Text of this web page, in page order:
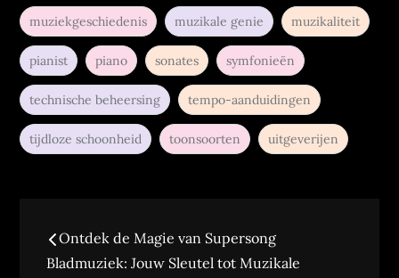
muziekgeschiedenis muzikale genie muzikaliteit
pianist piano sonates symfonieën
technische beheersing tempo-aanduidingen
tijdloze schoonheid toonsoorten uitgeverijen
Berichtnavigatie
Ontdek de Magie van Supersong
Bladmuziek: Jouw Sleutel tot Muzikale